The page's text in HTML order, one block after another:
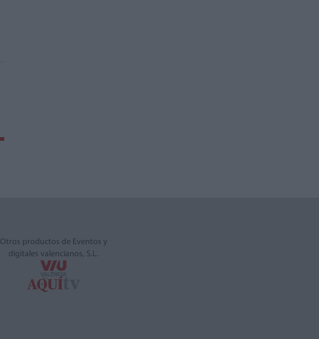
Otros productos de Eventos y
digitales valencianos, S.L.